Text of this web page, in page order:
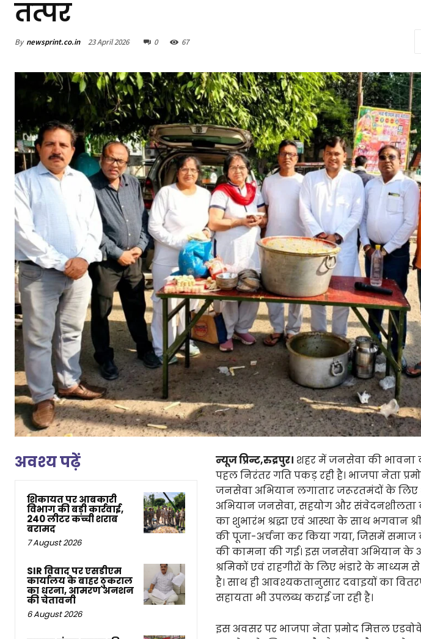
तत्पर
By newsprint.co.in 23 April 2026 0 67
अवश्य पढ़ें
शिकायत पर आबकारी
विभाग की बड़ी कार्रवाई,
240 लीटर कच्ची शराब
बरामद
7 August 2026
SIR विवाद पर एसडीएम
कार्यालय के बाहर ठुकराल
का धरना, आमरण अनशन
की चेतावनी
6 August 2026
न्यूज प्रिन्ट,रुद्रपुर। शहर में जनसेवा की भावना
पहल निरंतर गति पकड़ रही है। भाजपा नेता
जनसेवा अभियान लगातार जरूरतमंदों के लिए
अभियान जनसेवा, सहयोग और संवेदनशीलता
का शुभारंभ श्रद्धा एवं आस्था के साथ भगवान
की पूजा-अर्चना कर किया गया, जिसमें समाज
की कामना की गई। इस जनसेवा अभियान के
श्रमिकों एवं राहगीरों के लिए भंडारे के
है। साथ ही आवश्यकतानुसार दवाइयों का
सहायता भी उपलब्ध कराई जा रही है।
इस अवसर पर भाजपा नेता प्रमोद मित्तल